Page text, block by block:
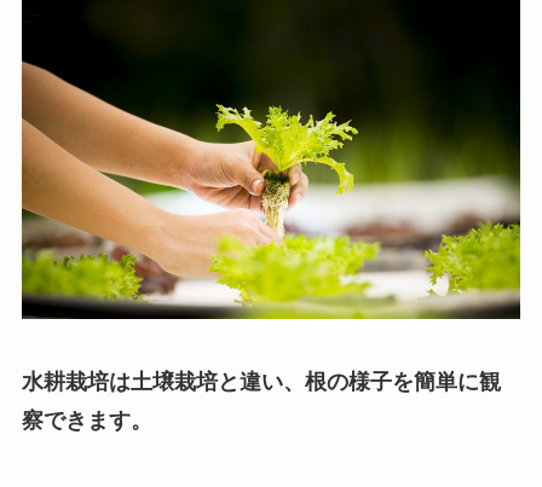
水耕栽培は土壌栽培と違い、根の様子を簡単に観
察できます。